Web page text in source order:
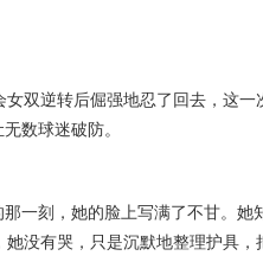
双逆转后倔强地忍了回去，这一
数球迷破防。
一刻，她的脸上写满了不甘。她
没有哭，只是沉默地整理护具，